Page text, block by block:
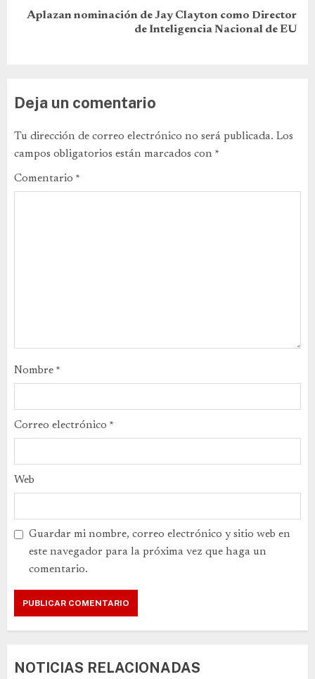
Aplazan nominación de Jay Clayton como Director
de Inteligencia Nacional de EU
Deja un comentario
Tu dirección de correo electrónico no será publicada. Los
campos obligatorios están marcados con *
Comentario *
Nombre *
Correo electrónico *
Web
Guardar mi nombre, correo electrónico y sitio web en
este navegador para la próxima vez que haga un
comentario.
NOTICIAS RELACIONADAS